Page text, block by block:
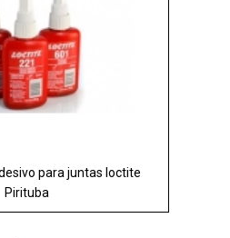
para juntas loctite
Pirituba